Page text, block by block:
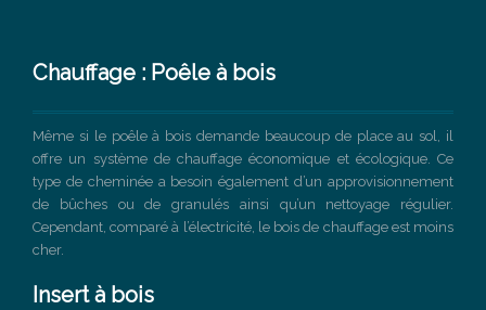
Chauffage : Poêle à bois
Même si le poêle à bois demande beaucoup de place au sol, il
offre un système de chauffage économique et écologique. Ce
type de cheminée a besoin également d’un approvisionnement
de bûches ou de granulés ainsi qu’un nettoyage régulier.
Cependant, comparé à l’électricité, le bois de chauffage est moins
cher.
Insert à bois